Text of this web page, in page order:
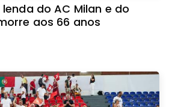
do AC Milan e do
aos 66 anos